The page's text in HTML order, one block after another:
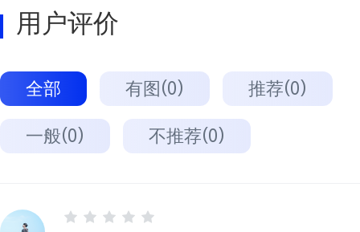
用户评价
全部 有图(0) 推荐(0)
一般(0) 不推荐(0)